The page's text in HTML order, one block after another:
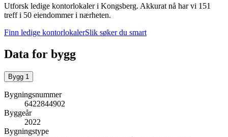
Utforsk ledige kontorlokaler i Kongsberg. Akkurat nå har vi 151
treff i 50 eiendommer i nærheten.
Finn ledige kontorlokalerSlik søker du smart
Data for bygg
Bygg 1
Bygningsnummer
6422844902
Byggeår
2022
Bygningstype